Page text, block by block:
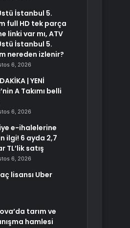
İstanbul 5.
full HD tek parça
linki var mı, ATV
İstanbul 5.
nereden izlenir?
6, 2026
| YENİ
A Takımı belli
6, 2026
e-ihalelerine
ilgi! 6 ayda 2,7
TL’lik satış
6, 2026
lisansı Uber
tarım ve
hamlesi